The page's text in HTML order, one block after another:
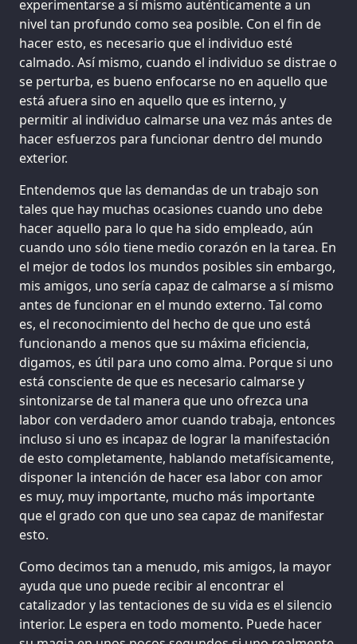
experimentarse a sí mismo auténticamente a un
nivel tan profundo como sea posible. Con el fin de
hacer esto, es necesario que el individuo esté
calmado. Así mismo, cuando el individuo se distrae o
se perturba, es bueno enfocarse no en aquello que
está afuera sino en aquello que es interno, y
permitir al individuo calmarse una vez más antes de
hacer esfuerzos para funcionar dentro del mundo
exterior.
Entendemos que las demandas de un trabajo son
tales que hay muchas ocasiones cuando uno debe
hacer aquello para lo que ha sido empleado, aún
cuando uno sólo tiene medio corazón en la tarea. En
el mejor de todos los mundos posibles sin embargo,
mis amigos, uno sería capaz de calmarse a sí mismo
antes de funcionar en el mundo externo. Tal como
es, el reconocimiento del hecho de que uno está
funcionando a menos que su máxima eficiencia,
digamos, es útil para uno como alma. Porque si uno
está consciente de que es necesario calmarse y
sintonizarse de tal manera que uno ofrezca una
labor con verdadero amor cuando trabaja, entonces
incluso si uno es incapaz de lograr la manifestación
de esto completamente, hablando metafísicamente,
disponer la intención de hacer esa labor con amor
es muy, muy importante, mucho más importante
que el grado con que uno sea capaz de manifestar
esto.
Como decimos tan a menudo, mis amigos, la mayor
ayuda que uno puede recibir al encontrar el
catalizador y las tentaciones de su vida es el silencio
interior. Le espera en todo momento. Puede hacer